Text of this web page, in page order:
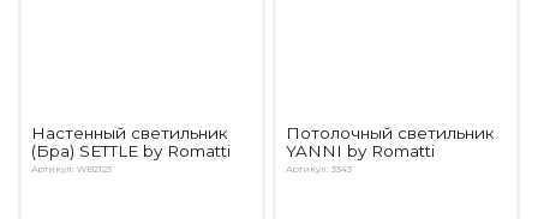
Настенный светильник
(Бра) SETTLE by Romatti
Артикул: WB2123
Потолочный светильник
YANNI by Romatti
Артикул: 3343